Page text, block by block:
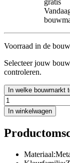
Voorraad in de
Selecteer jouw
controleren.
In welke bouwmarkt
In winkelwagen